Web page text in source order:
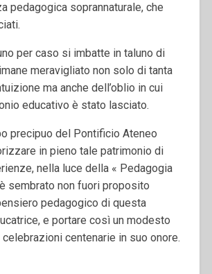
pedagogica soprannaturale, che
per caso si imbatte in taluno di
meravigliato non solo di tanta
ma anche dell’oblio in cui
educativo è stato lasciato.
precipuo del Pontificio Ateneo
in pieno tale patrimonio di
nella luce della « Pedagogia
sembrato non fuori proposito
pedagogico di questa
e portare così un modesto
centenarie in suo onore.